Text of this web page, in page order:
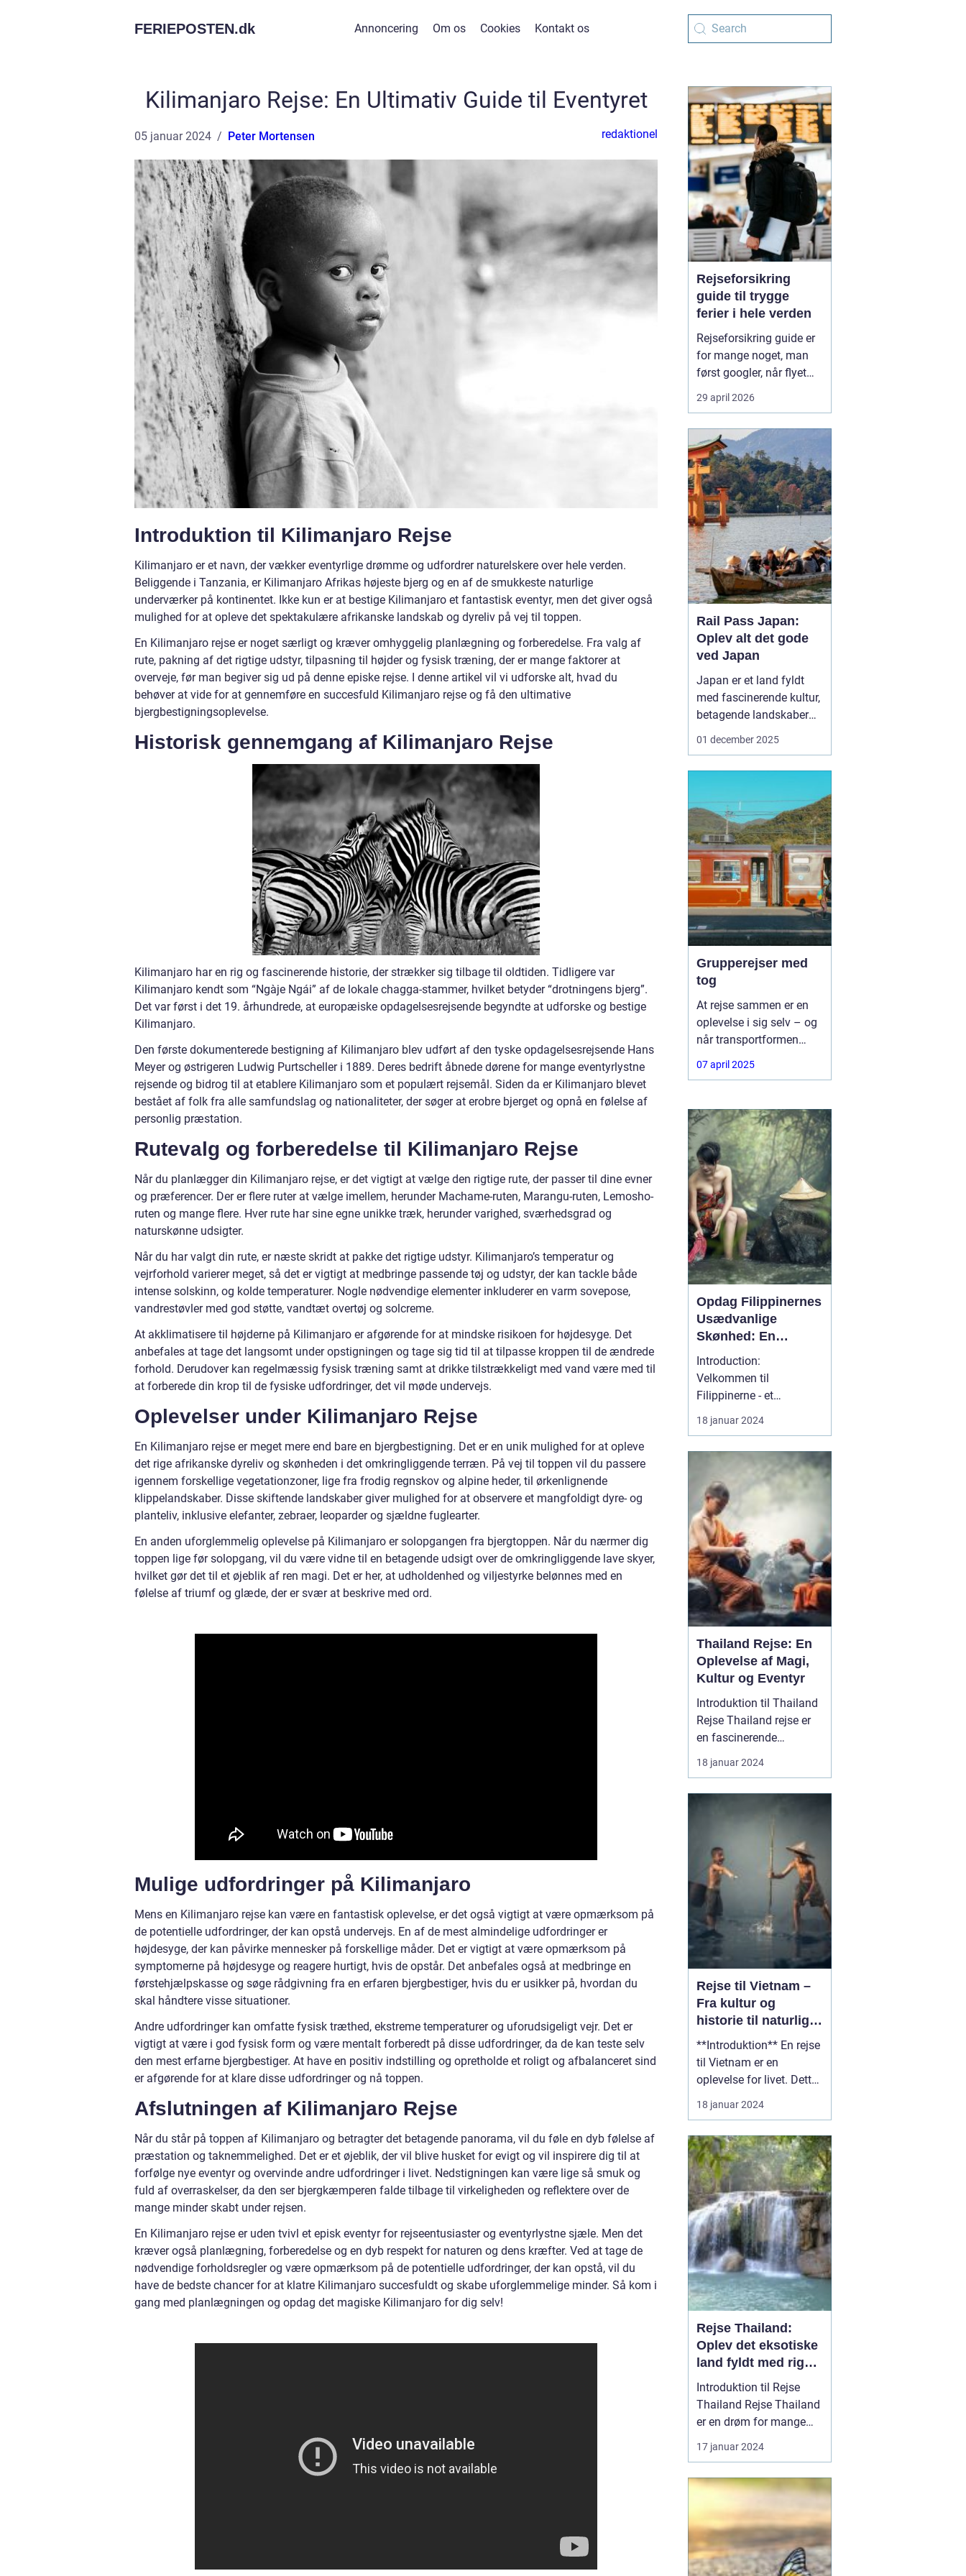
FERIEPOSTEN.dk Annoncering Om os Cookies Kontakt os
Kilimanjaro Rejse: En Ultimativ Guide til Eventyret
05 januar 2024 Peter Mortensen redaktionel
Introduktion til Kilimanjaro Rejse
Kilimanjaro er et navn, der vækker eventyrlige drømme og udfordrer naturelskere over hele verden.
Beliggende i Tanzania, er Kilimanjaro Afrikas højeste bjerg og en af de smukkeste naturlige
underværker på kontinentet. Ikke kun er at bestige Kilimanjaro et fantastisk eventyr, men det giver også
mulighed for at opleve det spektakulære afrikanske landskab og dyreliv på vej til toppen.
En Kilimanjaro rejse er noget særligt og kræver omhyggelig planlægning og forberedelse. Fra valg af
rute, pakning af det rigtige udstyr, tilpasning til højder og fysisk træning, der er mange faktorer at
overveje, før man begiver sig ud på denne episke rejse. I denne artikel vil vi udforske alt, hvad du
behøver at vide for at gennemføre en succesfuld Kilimanjaro rejse og få den ultimative
bjergbestigningsoplevelse.
Historisk gennemgang af Kilimanjaro Rejse
Kilimanjaro har en rig og fascinerende historie, der strækker sig tilbage til oldtiden. Tidligere var
Kilimanjaro kendt som “Ngàje Ngái” af de lokale chagga-stammer, hvilket betyder “drotningens bjerg”.
Det var først i det 19. århundrede, at europæiske opdagelsesrejsende begyndte at udforske og bestige
Kilimanjaro.
Den første dokumenterede bestigning af Kilimanjaro blev udført af den tyske opdagelsesrejsende Hans
Meyer og østrigeren Ludwig Purtscheller i 1889. Deres bedrift åbnede dørene for mange eventyrlystne
rejsende og bidrog til at etablere Kilimanjaro som et populært rejsemål. Siden da er Kilimanjaro blevet
bestået af folk fra alle samfundslag og nationaliteter, der søger at erobre bjerget og opnå en følelse af
personlig præstation.
Rutevalg og forberedelse til Kilimanjaro Rejse
Når du planlægger din Kilimanjaro rejse, er det vigtigt at vælge den rigtige rute, der passer til dine evner
og præferencer. Der er flere ruter at vælge imellem, herunder Machame-ruten, Marangu-ruten, Lemosho-
ruten og mange flere. Hver rute har sine egne unikke træk, herunder varighed, sværhedsgrad og
naturskønne udsigter.
Når du har valgt din rute, er næste skridt at pakke det rigtige udstyr. Kilimanjaro’s temperatur og
vejrforhold varierer meget, så det er vigtigt at medbringe passende tøj og udstyr, der kan tackle både
intense solskinn, og kolde temperaturer. Nogle nødvendige elementer inkluderer en varm sovepose,
vandrestøvler med god støtte, vandtæt overtøj og solcreme.
At akklimatisere til højderne på Kilimanjaro er afgørende for at mindske risikoen for højdesyge. Det
anbefales at tage det langsomt under opstigningen og tage sig tid til at tilpasse kroppen til de ændrede
forhold. Derudover kan regelmæssig fysisk træning samt at drikke tilstrækkeligt med vand være med til
at forberede din krop til de fysiske udfordringer, det vil møde undervejs.
Oplevelser under Kilimanjaro Rejse
En Kilimanjaro rejse er meget mere end bare en bjergbestigning. Det er en unik mulighed for at opleve
det rige afrikanske dyreliv og skønheden i det omkringliggende terræn. På vej til toppen vil du passere
igennem forskellige vegetationzoner, lige fra frodig regnskov og alpine heder, til ørkenlignende
klippelandskaber. Disse skiftende landskaber giver mulighed for at observere et mangfoldigt dyre- og
planteliv, inklusive elefanter, zebraer, leoparder og sjældne fuglearter.
En anden uforglemmelig oplevelse på Kilimanjaro er solopgangen fra bjergtoppen. Når du nærmer dig
toppen lige før solopgang, vil du være vidne til en betagende udsigt over de omkringliggende lave skyer,
hvilket gør det til et øjeblik af ren magi. Det er her, at udholdenhed og viljestyrke belønnes med en
følelse af triumf og glæde, der er svær at beskrive med ord.
Mulige udfordringer på Kilimanjaro
Mens en Kilimanjaro rejse kan være en fantastisk oplevelse, er det også vigtigt at være opmærksom på
de potentielle udfordringer, der kan opstå undervejs. En af de mest almindelige udfordringer er
højdesyge, der kan påvirke mennesker på forskellige måder. Det er vigtigt at være opmærksom på
symptomerne på højdesyge og reagere hurtigt, hvis de opstår. Det anbefales også at medbringe en
førstehjælpskasse og søge rådgivning fra en erfaren bjergbestiger, hvis du er usikker på, hvordan du
skal håndtere visse situationer.
Andre udfordringer kan omfatte fysisk træthed, ekstreme temperaturer og uforudsigeligt vejr. Det er
vigtigt at være i god fysisk form og være mentalt forberedt på disse udfordringer, da de kan teste selv
den mest erfarne bjergbestiger. At have en positiv indstilling og opretholde et roligt og afbalanceret sind
er afgørende for at klare disse udfordringer og nå toppen.
Afslutningen af Kilimanjaro Rejse
Når du står på toppen af Kilimanjaro og betragter det betagende panorama, vil du føle en dyb følelse af
præstation og taknemmelighed. Det er et øjeblik, der vil blive husket for evigt og vil inspirere dig til at
forfølge nye eventyr og overvinde andre udfordringer i livet. Nedstigningen kan være lige så smuk og
fuld af overraskelser, da den ser bjergkæmperen falde tilbage til virkeligheden og reflektere over de
mange minder skabt under rejsen.
En Kilimanjaro rejse er uden tvivl et episk eventyr for rejseentusiaster og eventyrlystne sjæle. Men det
kræver også planlægning, forberedelse og en dyb respekt for naturen og dens kræfter. Ved at tage de
nødvendige forholdsregler og være opmærksom på de potentielle udfordringer, der kan opstå, vil du
have de bedste chancer for at klatre Kilimanjaro succesfuldt og skabe uforglemmelige minder. Så kom i
gang med planlægningen og opdag det magiske Kilimanjaro for dig selv!
Rejseforsikring
guide til trygge
ferier i hele verden
Rejseforsikring guide er
for mange noget, man
først googler, når flyet
snart letter, eller passet
allerede ligger i
af det er en god
rejseforsikring lige så
vigtig som billet og pas.
Med en gennemarbejdet
forsikring kan du
undgå...
29 april 2026
Rail Pass Japan:
Oplev alt det gode
ved Japan
Japan er et land fyldt
med fascinerende kultur,
betagende landskaber
og travle byer. For
af de bedste måder at
komme rundt på ved at
bruge et "Rail Pass
Japan". ...
01 december 2025
Grupperejser med
tog
At rejse sammen er en
oplevelse i sig selv – og
når transportformen
samtidig er både
komfortabel, bæredygtig
ikke meget bedre.
07 april 2025
Opdag Filippinernes
Usædvanlige
Skønhed: En
Dybdegående
Rejseguide til
Filippinerne
Introduction:
Velkommen til
Filippinerne - et
fortryllende rejsemål, der
byder på uspoleret natur,
livlige byer og en unik
kultur. Denne
dybdegående rejseguide
er beregnet til rejsende
og eventyrlystne, der
ønsker at udforske Fil...
18 januar 2024
Thailand Rejse: En
Oplevelse af Magi,
Kultur og Eventyr
Introduktion til Thailand
Rejse Thailand rejse er
en fascinerende
oplevelse for rejsende og
eventyrlystne sjæle, der
række naturlige
underværker, historiske
steder, livlige byer og en
unik kultur. Beliggende i
det sydøstlige Asi...
18 januar 2024
Rejse til Vietnam –
Fra kultur og
historie til naturlig
skønhed
**Introduktion** En rejse
til Vietnam er en
oplevelse for livet. Dette
vidunderlige land i
Sydøstasien er fyldt med
fascinerende historie og
betagende naturlig
skønhed. Uanset om du
er en eventyrlysten
rejsende eller en
kulturintere...
18 januar 2024
Rejse Thailand:
Oplev det eksotiske
land fyldt med rig
kultur og betagende
skønhed
Introduktion til Rejse
Thailand Rejse Thailand
er en drøm for mange
eventyrlystne rejsende,
der søger at opleve
smukke strande og
spændende historie.
Beliggende i
Sydøstasien er Thailand
berømt for sin
17 januar 2024